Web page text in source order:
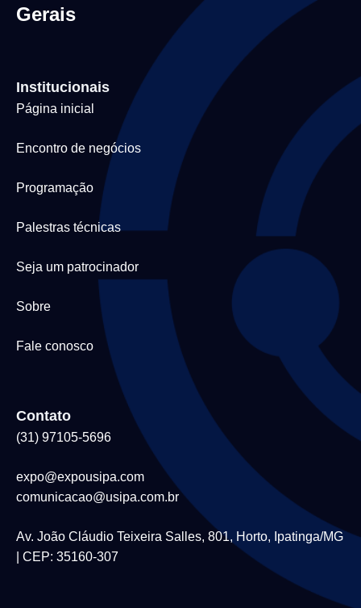
Gerais
Institucionais
Página inicial
Encontro de negócios
Programação
Palestras técnicas
Seja um patrocinador
Sobre
Fale conosco
Contato
(31) 97105-5696
expo@expousipa.com
comunicacao@usipa.com.br
Av. João Cláudio Teixeira Salles, 801, Horto, Ipatinga/MG
| CEP: 35160-307